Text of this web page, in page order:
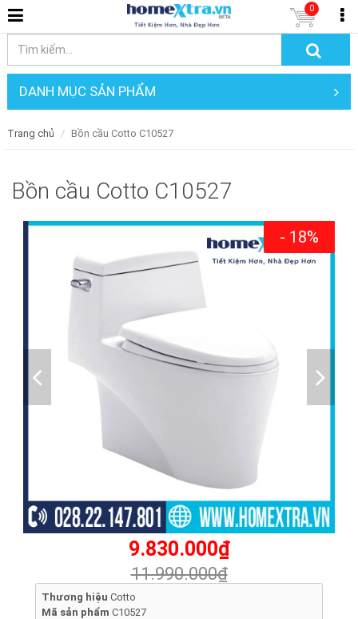
0
DANH MỤC SẢN PHẨM
Trang chủ Bồn cầu Cotto C10527
Bồn cầu Cotto C10527
- 18%
9.830.000₫
11.990.000₫
Thương hiệu Cotto
Mã sản phẩm C10527